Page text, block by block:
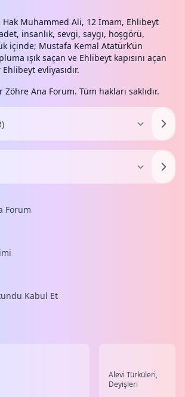
Hak Muhammed Ali, 12 İmam, Ehlibeyt
insanlık, sevgi, saygı, hoşgörü,
içinde; Mustafa Kemal Atatürk’ün
ışık saçan ve Ehlibeyt kapısını açan
evliyasıdır.
Zöhre Ana Forum. Tüm hakları saklıdır.
Forum
Kabul Et
Alevi Türküleri,
Deyişleri